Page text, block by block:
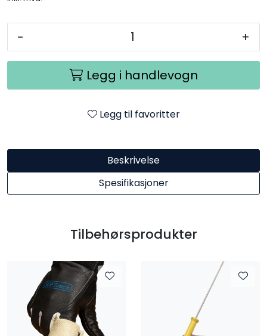
- +
Legg i handlevogn
Legg til favoritter
Beskrivelse
Spesifikasjoner
Tilbehørsprodukter